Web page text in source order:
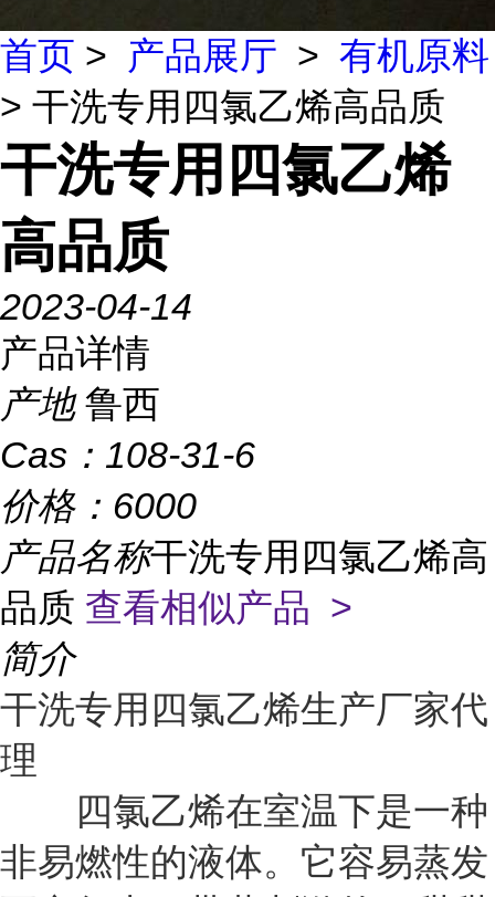
首页 > 产品展厅 > 有机原料
> 干洗专用四氯乙烯高品质
干洗专用四氯乙烯
高品质
2023-04-14
产品详情
产地 鲁西
Cas： 108-31-6
价格： 6000
产品名称干洗专用四氯乙烯高
品质 查看相似产品 >
简介
干洗专用四氯乙烯生产厂家代
理
四氯乙烯在室温下是一种
非易燃性的液体。它容易蒸发